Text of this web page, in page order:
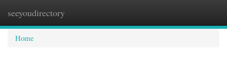
seeyoudirectory
Home